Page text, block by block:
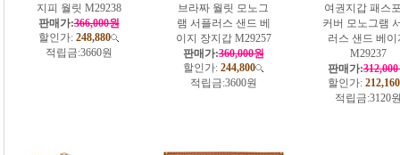
지피 월릿 M29238
판매가:366,000원
할인가: 248,880
적립금:3660원
브라짜 월릿 모노그
램 서플러스 샌드 베
이지 장지갑 M29257
판매가:360,000원
할인가: 244,800
적립금:3600원
여권지갑 패스
커버 모노그램
러스 샌드 베이
M29237
판매가:
할인가: 212,160
적립금:3120